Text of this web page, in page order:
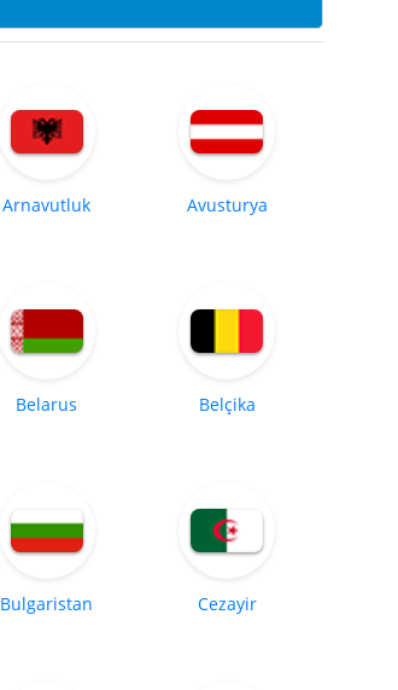
Arnavutluk Avusturya
Belarus Belçika
Bulgaristan Cezayir